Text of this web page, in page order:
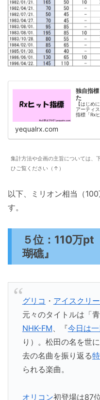
独自指
た
【はじめ
アーティ
指標「Rx
yequalrx.com
集計方法や企画の主旨については、
ひご覧ください（↑）
以下、ミリオン相当（
す。
５位：110万pt
瑚礁』
グリコ ・ アイスクリ
元々のタイトルは「
NHK-FM 、『今日は
り）。松田の名を世
去の名曲を振り返る
られる楽曲。
オリコン初登場は87